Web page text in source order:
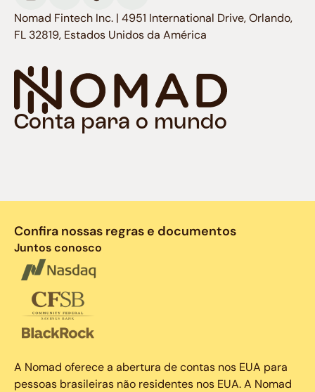
Conta para o mundo
Nomad Fintech Inc. | 4951 International Drive, Orlando,
FL 32819, Estados Unidos da América
Confira nossas regras e documentos
Juntos conosco
A Nomad oferece a abertura de contas nos EUA para
pessoas brasileiras não residentes nos EUA. A Nomad